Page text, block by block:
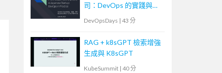
司：DevOps 的實踐與調
DevOpsDays | 43 分
RAG + k8sGPT 檢索增強
生成與 K8sGPT
KubeSummit | 40 分